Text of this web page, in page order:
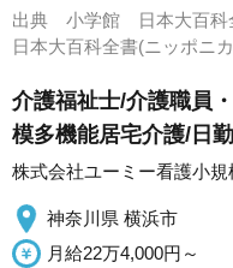
出典 小学館 日本大百科
日本大百科全書(ニッポ
介護福祉士/介護職員
模多機能居宅介護/日
株式会社ユーミー看護小
神奈川県 横浜市
月給22万4,000円～